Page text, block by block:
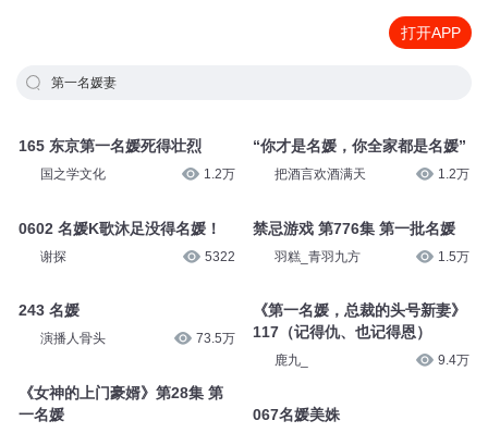
打开APP
第一名媛妻
165 东京第一名媛死得壮烈
国之学文化 1.2万
0602 名媛K歌沐足没得名媛！
谢探 5322
243 名媛
演播人骨头 73.5万
《女神的上门豪婿》第28集 第
一名媛
“你才是名媛，你全家都是名媛”
把酒言欢酒满天 1.2万
禁忌游戏 第776集 第一批名媛
羽糕_青羽九方 1.5万
《第一名媛，总裁的头号新妻》
117（记得仇、也记得恩）
鹿九_ 9.4万
067名媛美姝